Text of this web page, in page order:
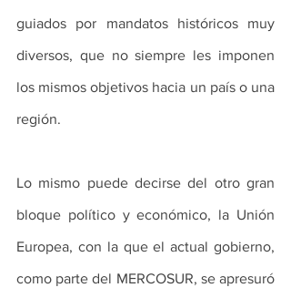
guiados por mandatos históricos muy
diversos, que no siempre les imponen
los mismos objetivos hacia un país o una
región.
Lo mismo puede decirse del otro gran
bloque político y económico, la Unión
Europea, con la que el actual gobierno,
como parte del MERCOSUR, se apresuró